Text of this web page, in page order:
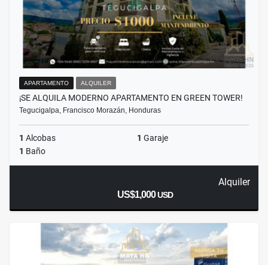
APARTAMENTO ALQUILER
¡SE ALQUILA MODERNO APARTAMENTO EN GREEN TOWER!
Tegucigalpa, Francisco Morazán, Honduras
1 Alcobas 1 Garaje
1 Baño
Alquiler
US$1,000USD